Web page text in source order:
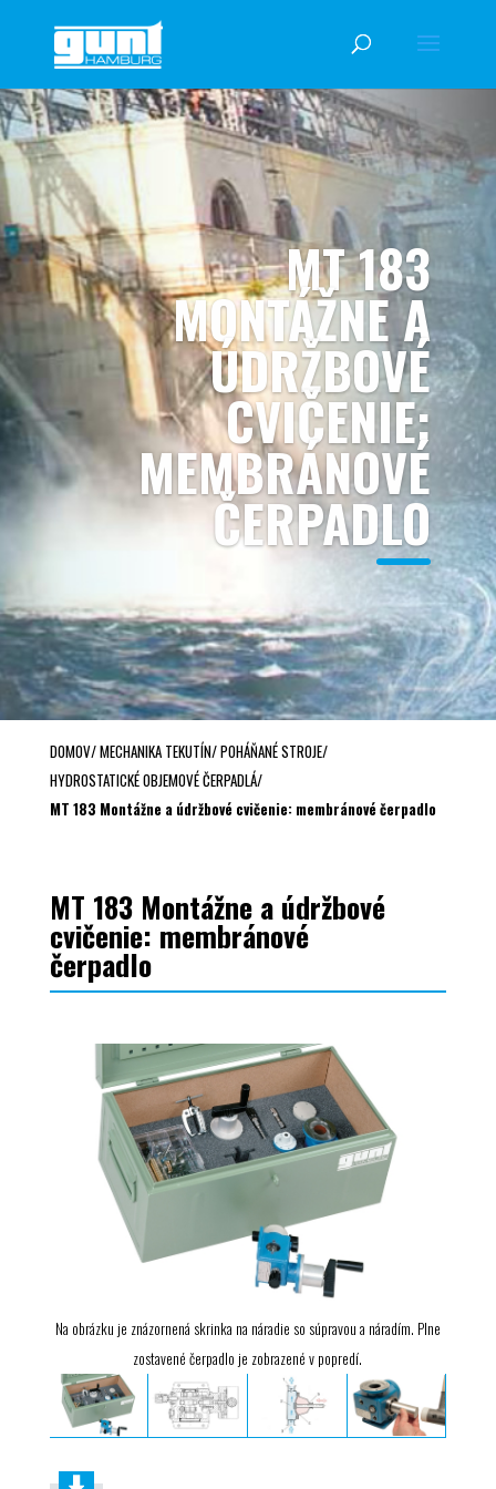
MT 183
MONTÁŽNE A
ÚDRŽBOVÉ
CVIČENIE:
MEMBRÁNOVÉ
ČERPADLO
DOMOV/MECHANIKA TEKUTÍN/POHÁŇANÉ STROJE/
HYDROSTATICKÉ OBJEMOVÉ ČERPADLÁ/
MT 183 Montážne a údržbové cvičenie: membránové čerpadlo
MT 183 Montážne a údržbové
cvičenie: membránové
čerpadlo
Na obrázku je znázornená skrinka na náradie so súpravou a náradím. Plne
zostavené čerpadlo je zobrazené v popredí.